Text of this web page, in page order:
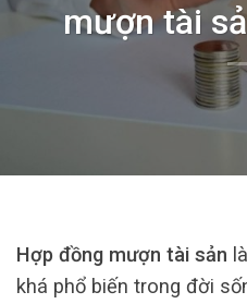
mượn tài
Hợp đồng mượn tài sản
khá phổ biến trong đời